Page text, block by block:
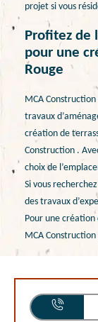
projet si vous
Profitez de
pour une
Rouge
MCA
travaux
création de
Construction .
choix de
Si vous
des travaux
Pour une création
MCA